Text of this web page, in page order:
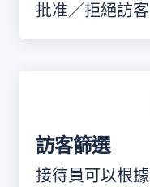
批准／拒絕訪客
訪客篩選
接待員可以根